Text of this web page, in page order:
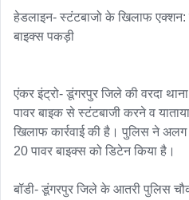
हेडलाइन- स्टंटबाजो के खिलाफ एक्शन:
बाइक्स पकड़ी
एंकर इंट्रो- डूंगरपुर जिले की वरदा
पावर बाइक से स्टंटबाजी करने व
खिलाफ कार्रवाई की है। पुलिस ने अलग
20 पावर बाइक्स को डिटेन किया है।
बॉडी- डूंगरपुर जिले के आतरी पुलिस